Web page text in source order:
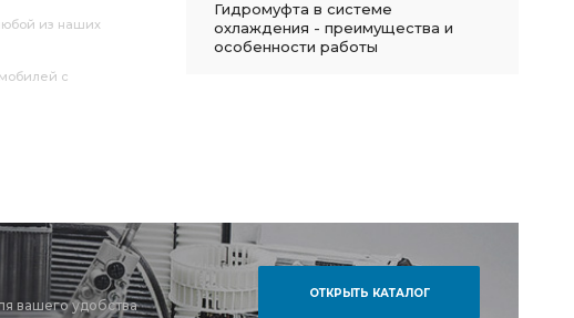
из наших
с
Гидромуфта в системе
охлаждения - преимущества и
особенности работы
вашего удобства
ОТКРЫТЬ КАТАЛОГ